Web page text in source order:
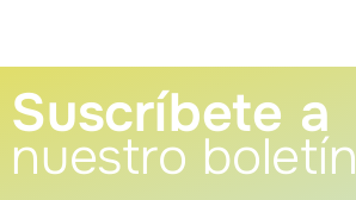
Suscríbete a
nuestro boletín